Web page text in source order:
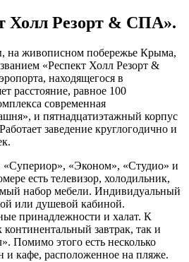
Холл Резорт & СПА».
на живописном побережье Крыма,
«Респект Холл Резорт &
находящегося в
расстояние, равное 100
современная
и пятнадцатиэтажный корпус
заведение круглогодично и
«Супериор», «Эконом», «Студио» и
есть телевизор, холодильник,
набор мебели. Индивидуальный
или душевой кабиной.
принадлежности и халат. К
континентальный завтрак, так и
Помимо этого есть несколько
и кафе, расположенное на пляже.